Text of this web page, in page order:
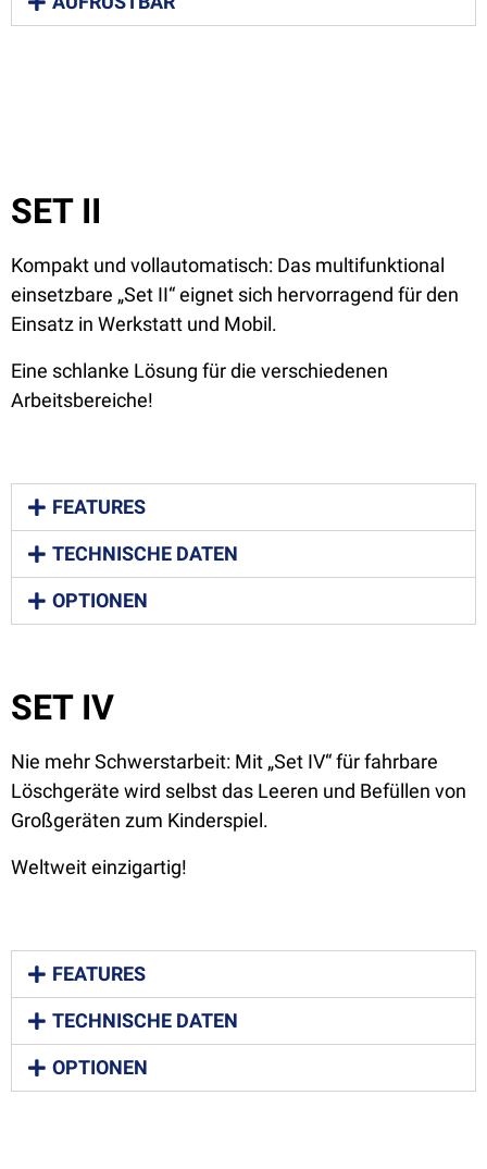
SET II
Kompakt und vollautomatisch: Das multifunktional
einsetzbare „Set II“ eignet sich hervorragend für den
Einsatz in Werkstatt und Mobil.
Eine schlanke Lösung für die verschiedenen
Arbeitsbereiche!
FEATURES
TECHNISCHE DATEN
OPTIONEN
SET IV
Nie mehr Schwerstarbeit: Mit „Set IV“ für fahrbare
Löschgeräte wird selbst das Leeren und Befüllen von
Großgeräten zum Kinderspiel.
Weltweit einzigartig!
FEATURES
TECHNISCHE DATEN
OPTIONEN